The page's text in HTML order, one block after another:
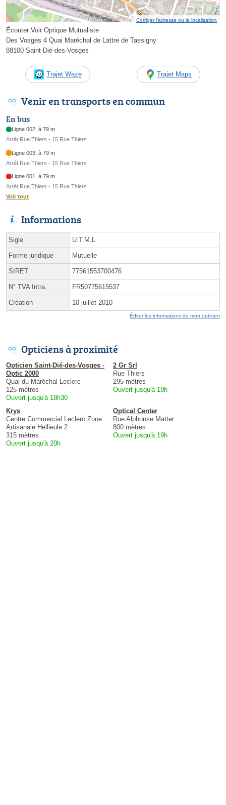
Corriger l’adresse ou la localisation
Écouter Voir Optique Mutualiste
Des Vosges 4 Quai Maréchal de Lattre de Tassigny
88100 Saint-Dié-des-Vosges
Trajet Waze Trajet Maps
Venir en transports en commun
En bus
Ligne 002, à 79 m
Arrêt Rue Thiers - 15 Rue Thiers
Ligne 003, à 79 m
Arrêt Rue Thiers - 15 Rue Thiers
Ligne 001, à 79 m
Arrêt Rue Thiers - 15 Rue Thiers
Voir tout
Informations
Sigle U.T.M.L
Forme juridique Mutuelle
SIRET 77561553700476
N° TVA Intra. FR50775615537
Création 10 juillet 2010
Éditer les informations de mon opticien
Opticiens à proximité
Opticien Saint-Dié-des-Vosges -
Optic 2000
Quai du Maréchal Leclerc
125 mètres
Ouvert jusqu'à 18h30
2 Gr Srl
Rue Thiers
295 mètres
Ouvert jusqu'à 19h
Krys
Centre Commercial Leclerc Zone
Artisanale Hellieule 2
315 mètres
Ouvert jusqu'à 20h
Optical Center
Rue Alphonse Matter
800 mètres
Ouvert jusqu'à 19h